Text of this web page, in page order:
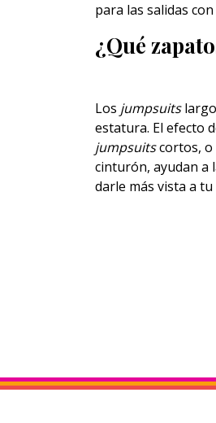
para las salidas
¿Qué
Los jumpsuits
estatura. El efecto
jumpsuitscortos, o
cinturón, ayudan a
darle más vista a tu